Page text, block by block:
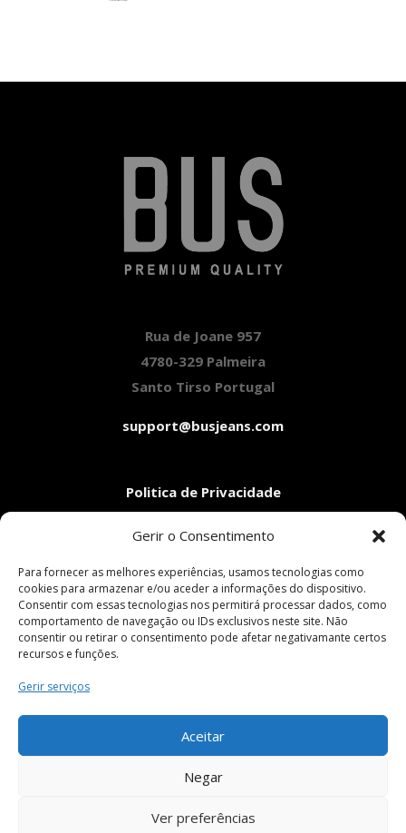
Gerir o Consentimento
Para fornecer as melhores experiências, usamos tecnologias como
cookies para armazenar e/ou aceder a informações do dispositivo.
Consentir com essas tecnologias nos permitirá processar dados, como
comportamento de navegação ou IDs exclusivos neste site. Não
consentir ou retirar o consentimento pode afetar negativamante certos
recursos e funções.
Gerir serviços
Aceitar
Negar
Ver preferências
Rua de Joane 957
4780-329 Palmeira
Santo Tirso Portugal
support@busjeans.com
Politica de Privacidade
Aviso Legal
Condições Gerais de Venda
Livro de Reclamações
Pagamentos Seguros
Siga-nos em: